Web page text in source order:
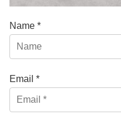
Name *
Email *